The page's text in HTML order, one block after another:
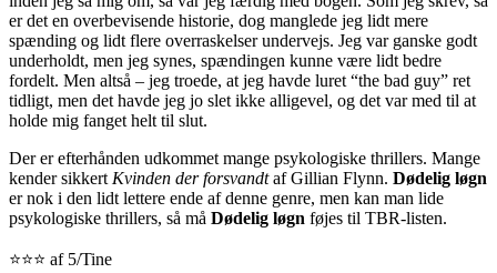
er det en overbevisende historie, dog manglede jeg lidt mere
spænding og lidt flere overraskelser undervejs. Jeg var ganske godt
underholdt, men jeg synes, spændingen kunne være lidt bedre
fordelt. Men altså – jeg troede, at jeg havde luret “the bad guy” ret
tidligt, men det havde jeg jo slet ikke alligevel, og det var med til at
holde mig fanget helt til slut.
Der er efterhånden udkommet mange psykologiske thrillers. Mange
kender sikkert Kvinden der forsvandtaf Gillian Flynn. Dødelig løgn
er nok i den lidt lettere ende af denne genre, men kan man lide
psykologiske thrillers, så må Dødelig løgn føjes til TBR-listen.
⭐⭐⭐ af 5/Tine